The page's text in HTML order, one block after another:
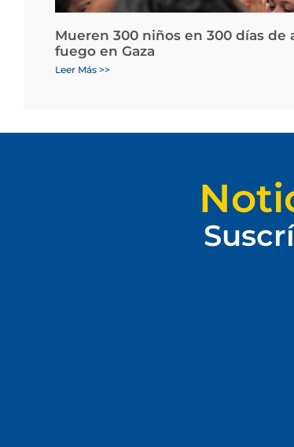
Mueren 300 niños en 300 días de
fuego en Gaza
Leer Más >>